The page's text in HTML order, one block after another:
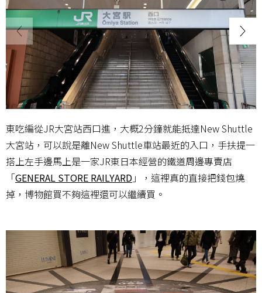
東吃編從JR大宮站西口進，大概2分鐘就能抵達New Shuttle
大宮站，可以說是離New Shuttle車站最近的入口，手扶提一
搭上左手邊馬上是一家JR東日本經營的鐵道周邊專賣店
「GENERAL STORE RAILYARD 」，這裡真的直接把錢包燒
掉，博物館買不夠這裡還可以繼續買。